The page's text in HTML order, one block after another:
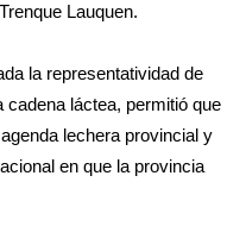
Lauquen.
la representatividad de
láctea, permitió que
lechera provincial y
en que la provincia